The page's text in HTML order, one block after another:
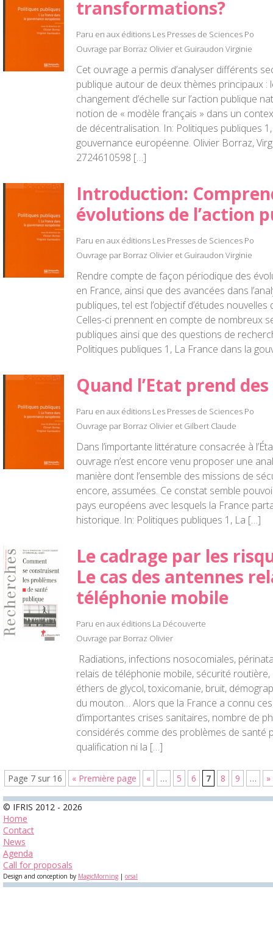
transformations?
Paru en aux éditions Les Presses de Sciences Po
Ouvrage par Borraz Olivier et Guiraudon Virginie
Cet ouvrage a permis d’analyser différents
publique autour de deux thèmes principaux :
changement d’échelle sur l’action publique
notion de « modèle français » dans un
de décentralisation. In: Politiques publiques
gouvernance européenne. Olivier Borraz,
2724610598 […]
Introduction:
évolutions de l’action
Paru en aux éditions Les Presses de Sciences Po
Ouvrage par Borraz Olivier et Guiraudon Virginie
Rendre compte de façon périodique des
en France, ainsi que des avancées dans
publiques, tel est l’objectif d’études nouvelles
Celles-ci prennent en compte de nombreux
publiques ainsi que des questions de
Politiques publiques 1, La France dans la
Quand l’Etat prend
Paru en aux éditions Les Presses de Sciences Po
Ouvrage par Borraz Olivier et Gilbert Claude
Dans l’importante littérature consacrée à
ouvrage n’est encore venu proposer une
manière dont l’ensemble des missions de
encore, assumées. Ce constat semble
pays européens avec lesquels la France
historique. In: Politiques publiques 1, La […]
Le cadrage par les
Le cas des antennes
téléphonie mobile
Paru en aux éditions La Découverte
Ouvrage par Borraz Olivier
Radiations, infections nosocomiales,
relais de téléphonie mobile, sécurité routière,
éthers de glycol, toxicomanie, bruit,
du mouton… Alors que la France a connu
d’importantes crises sanitaires, nombre de
considérés comme des problèmes de santé
qualification ni la […]
Page 7 sur 16 « Première page « … 5 6 7 8 9 … »
© IFRIS 2012 - 2026
Home
Contact
News
Agenda
Call for proposals
Design and conception by MagicMorning | orsal